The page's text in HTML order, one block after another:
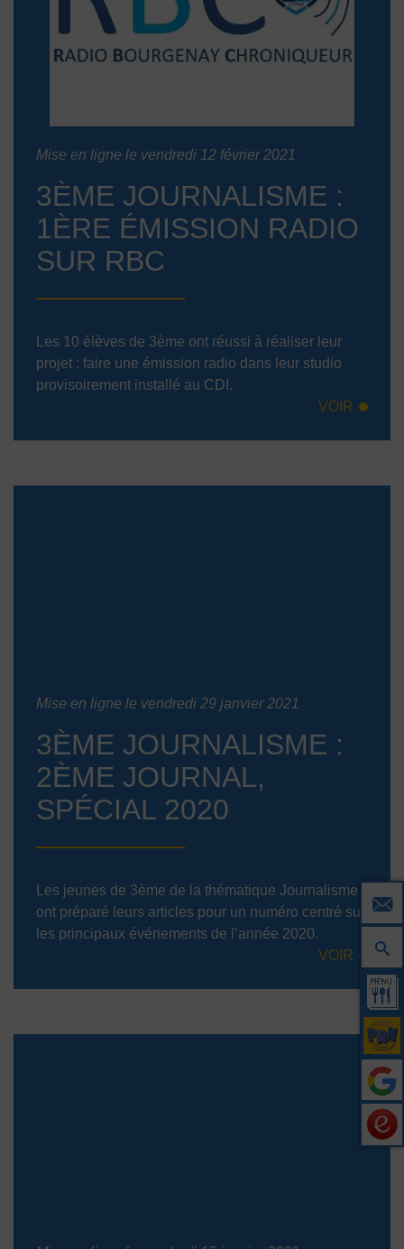
Mise en ligne le vendredi 12 février 2021
3ÈME JOURNALISME :
1ÈRE ÉMISSION RADIO
SUR RBC
Les 10 élèves de 3ème ont réussi à réaliser leur
projet : faire une émission radio dans leur studio
provisoirement installé au CDI.
VOIR
Mise en ligne le vendredi 29 janvier 2021
3ÈME JOURNALISME :
2ÈME JOURNAL,
SPÉCIAL 2020
Les jeunes de 3ème de la thématique Journalisme
ont préparé leurs articles pour un numéro centré sur
les principaux événements de l’année 2020.
VOIR